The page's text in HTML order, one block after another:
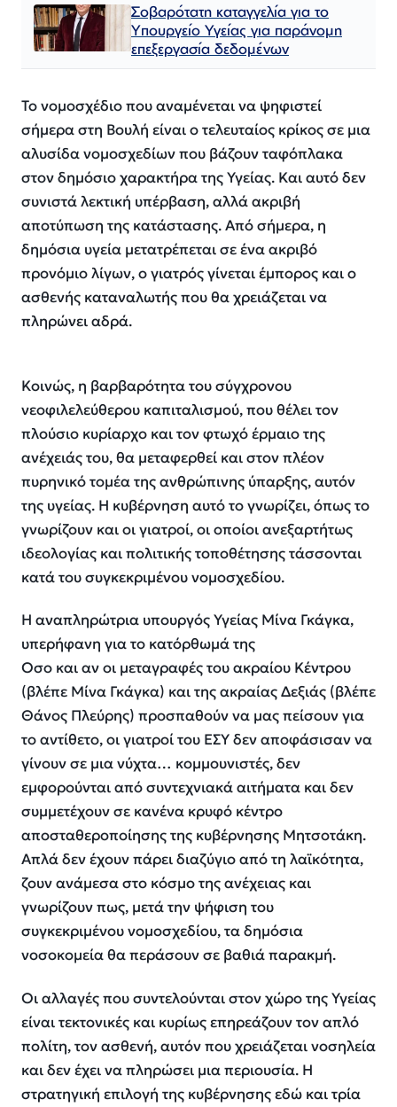
Σοβαρότατη καταγγελία για το
Υπουργείο Υγείας για παράνομη
επεξεργασία δεδομένων
Το νομοσχέδιο που αναμένεται να ψηφιστεί
σήμερα στη Βουλή είναι ο τελευταίος κρίκος σε μια
αλυσίδα νομοσχεδίων που βάζουν ταφόπλακα
στον δημόσιο χαρακτήρα της Υγείας. Και αυτό δεν
συνιστά λεκτική υπέρβαση, αλλά ακριβή
αποτύπωση της κατάστασης. Από σήμερα, η
δημόσια υγεία μετατρέπεται σε ένα ακριβό
προνόμιο λίγων, ο γιατρός γίνεται έμπορος και ο
ασθενής καταναλωτής που θα χρειάζεται να
πληρώνει αδρά.
Κοινώς, η βαρβαρότητα του σύγχρονου
νεοφιλελεύθερου καπιταλισμού, που θέλει τον
πλούσιο κυρίαρχο και τον φτωχό έρμαιο της
ανέχειάς του, θα μεταφερθεί και στον πλέον
πυρηνικό τομέα της ανθρώπινης ύπαρξης, αυτόν
της υγείας. Η κυβέρνηση αυτό το γνωρίζει, όπως το
γνωρίζουν και οι γιατροί, οι οποίοι ανεξαρτήτως
ιδεολογίας και πολιτικής τοποθέτησης τάσσονται
κατά του συγκεκριμένου νομοσχεδίου.
Η αναπληρώτρια υπουργός Υγείας Μίνα Γκάγκα,
υπερήφανη για το κατόρθωμά της
Οσο και αν οι μεταγραφές του ακραίου Κέντρου
(βλέπε Μίνα Γκάγκα) και της ακραίας Δεξιάς (βλέπε
Θάνος Πλεύρης) προσπαθούν να μας πείσουν για
το αντίθετο, οι γιατροί του ΕΣΥ δεν αποφάσισαν να
γίνουν σε μια νύχτα… κομμουνιστές, δεν
εμφορούνται από συντεχνιακά αιτήματα και δεν
συμμετέχουν σε κανένα κρυφό κέντρο
αποσταθεροποίησης της κυβέρνησης Μητσοτάκη.
Απλά δεν έχουν πάρει διαζύγιο από τη λαϊκότητα,
ζουν ανάμεσα στο κόσμο της ανέχειας και
γνωρίζουν πως, μετά την ψήφιση του
συγκεκριμένου νομοσχεδίου, τα δημόσια
νοσοκομεία θα περάσουν σε βαθιά παρακμή.
Οι αλλαγές που συντελούνται στον χώρο της Υγείας
είναι τεκτονικές και κυρίως επηρεάζουν τον απλό
πολίτη, τον ασθενή, αυτόν που χρειάζεται νοσηλεία
και δεν έχει να πληρώσει μια περιουσία. Η
στρατηγική επιλογή της κυβέρνησης εδώ και τρία